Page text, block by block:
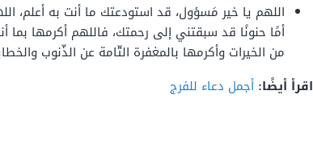
اللهم يا خير مَسؤول، قد استودعتك ما أنت به أعلم،
أمًا حنونًا قد سبقتني إلى رحمتك، فاللهم أكرمها بما
من الخيرات وأكرمها بالمغفرة التّامة عن الذّنوب
اقرأ أيضًا: أجمل دعاء للفرج